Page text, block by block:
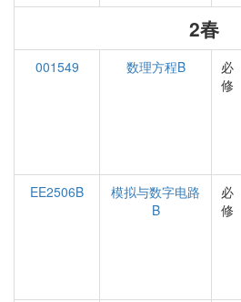
2春
001549 数理方程B
必
修
EE2506B
模拟与数字电路
B
必
修